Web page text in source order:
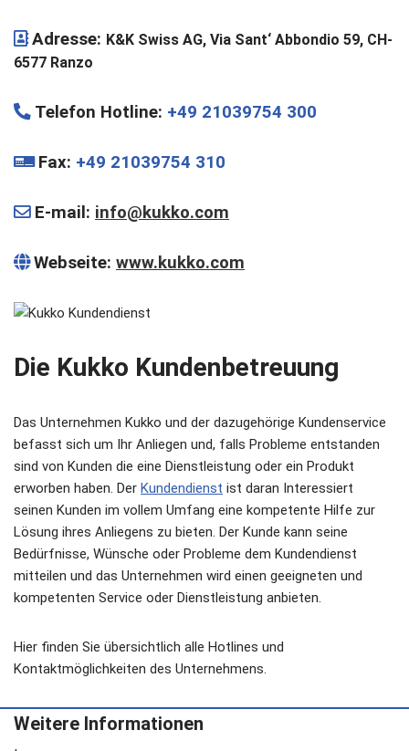
Adresse: K&K Swiss AG, Via Sant‘ Abbondio 59, CH-
6577 Ranzo
Telefon Hotline: +49 21039754 300
Fax: +49 21039754 310
E-mail: info@kukko.com
Webseite: www.kukko.com
Die Kukko Kundenbetreuung
Das Unternehmen Kukko und der dazugehörige Kundenservice
befasst sich um Ihr Anliegen und, falls Probleme entstanden
sind von Kunden die eine Dienstleistung oder ein Produkt
erworben haben. Der Kundendienst ist daran Interessiert
seinen Kunden im vollem Umfang eine kompetente Hilfe zur
Lösung ihres Anliegens zu bieten. Der Kunde kann seine
Bedürfnisse, Wünsche oder Probleme dem Kundendienst
mitteilen und das Unternehmen wird einen geeigneten und
kompetenten Service oder Dienstleistung anbieten.
Hier finden Sie übersichtlich alle Hotlines und
Kontaktmöglichkeiten des Unternehmens.
Weitere Informationen